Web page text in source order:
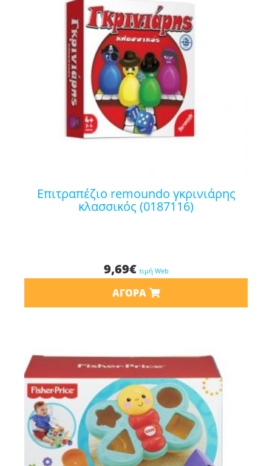
επιτραπέζιο remoundo γκρινιάρης
κλασσικός (0187116)
9,69€ τιμή Web
ΑΓΟΡΆ